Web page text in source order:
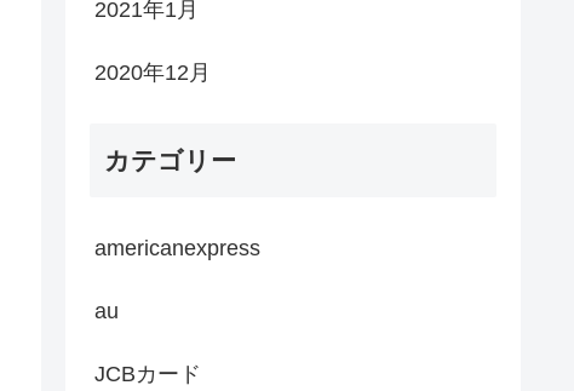
2021年1月
2020年12月
カテゴリー
americanexpress
au
JCBカード